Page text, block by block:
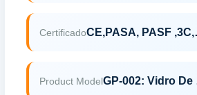
Certificado
Product Model